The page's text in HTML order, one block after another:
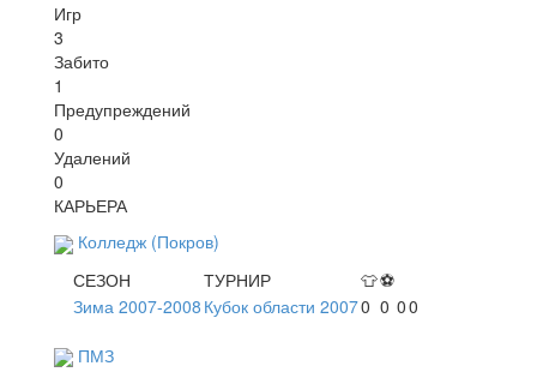
Игр
3
Забито
1
Предупреждений
0
Удалений
0
КАРЬЕРА
Колледж (Покров)
СЕЗОН
ТУРНИР 👕⚽
Зима 2007-2008 Кубок области 20070 0 00
ПМЗ